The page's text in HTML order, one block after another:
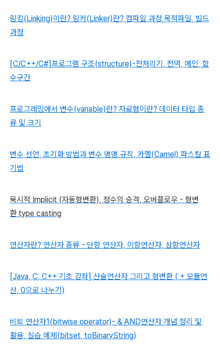
링킹(Linking)이란? 링커(Linker)란? 컴파일 과정,목적파일, 빌드
과정
[C/C++/C#]프로그램 구조(structure)-전처리기, 전역, 메인, 함
수구간
프로그래밍에서 변수(variable)란? 자료형이란? 데이터 타입 종
류 및 크기
변수 선언, 초기화 방법과 변수 명명 규칙, 카멜(Camel) 파스칼 표
기법
묵시적 Implicit (자동형변환), 정수의 승격, 오버플로우 - 형변
환 type casting
연산자란? 연산자 종류 - 단항 연산자, 이항연산자, 삼항연산자
[Java, C, C++ 기초 강좌] 산술연산자 그리고 형변환 ( + 모듈연
산, 0으로 나누기)
비트 연산자1(bitwise operator)- & AND연산자 개념 정리 및
활용, 실습 예제(bitset, toBinaryString)